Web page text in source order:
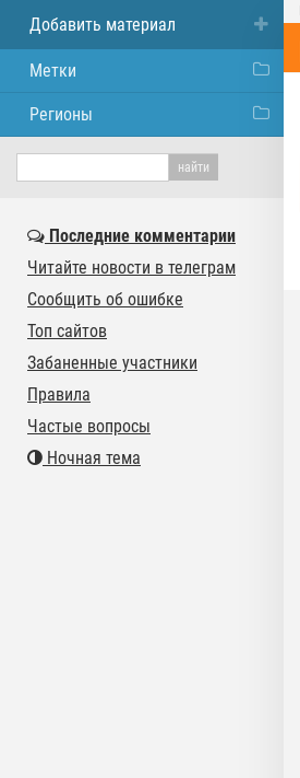
Добавить материал
Метки
Регионы
Последние комментарии
Читайте новости в телеграм
Сообщить об ошибке
Топ сайтов
Забаненные участники
Правила
Частые вопросы
Ночная тема